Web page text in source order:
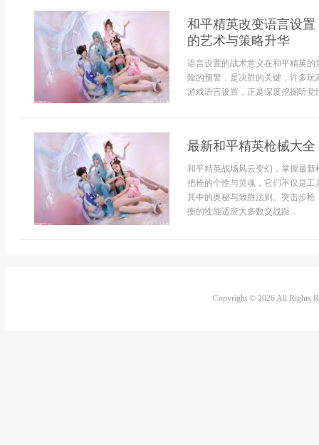
和平精英改变语言设
的艺术与策略升华
语言设置的战术意义在和平精英
险的预警，是决胜的关键，许多
游戏语言设置，正是深度挖掘听
最新和平精英枪械大
和平精英战场风云变幻，掌握最
把枪的个性与灵魂，它们不仅是
其中的奥秘与致胜法则。突击步
衡的性能适应大多数交战距...
Copyright © 2026 All Rights